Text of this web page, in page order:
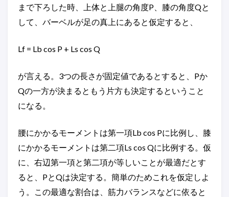
まで下ろした時、上体と上腿の角度P、膝の角度Qと
して、バーベルが足の真上にあると仮定すると、
Lf = Lb cos P + Ls cos Q
が言える。3つの長さが固定値であるとすると、Pか
Qの一方が決まるともう片方も決定するということ
になる。
腰にかかるモーメントは第一項Lb cos Pに比例し、膝
にかかるモーメントは第二項Ls cos Qに比例する。仮
に、右辺第一項と第二項が等しいことが最適だとす
ると、PとQは決定する。簡単のためこれを仮定しよ
う。この最適な割合は、筋力バランスなどに依ると